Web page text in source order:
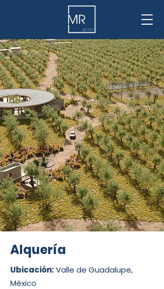
Alquería
Ubicación:Valle de Guadalupe,
México